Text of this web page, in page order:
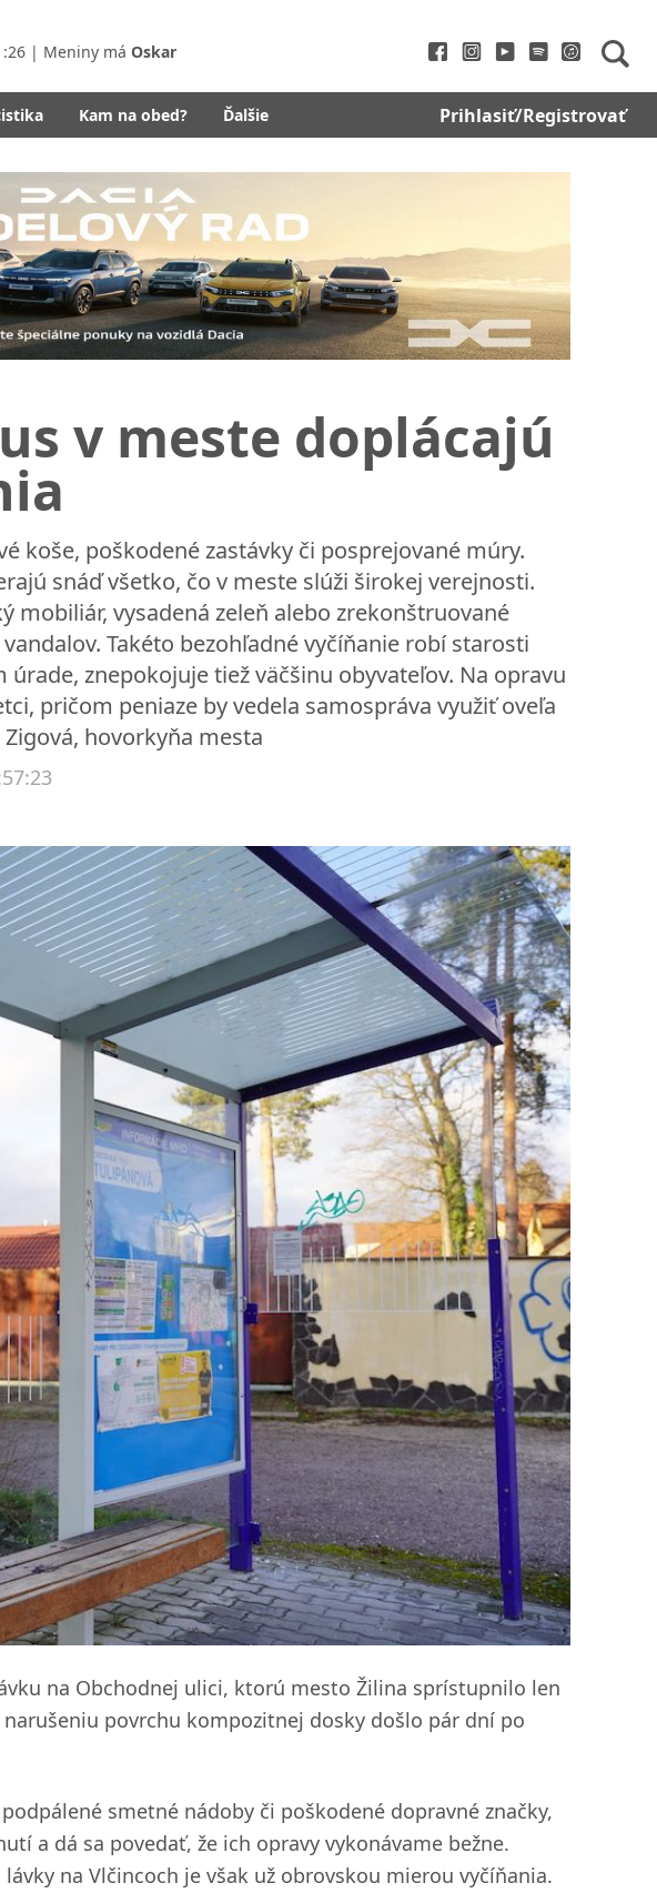
| Meniny má Oskar
Kam na obed? Ďalšie Prihlasiť/Registrovať
v meste doplácajú
koše, poškodené zastávky či posprejované múry.
snáď všetko, čo v meste slúži širokej verejnosti.
mobiliár, vysadená zeleň alebo zrekonštruované
Takéto bezohľadné vyčíňanie robí starosti
znepokojuje tiež väčšinu obyvateľov. Na opravu
pričom peniaze by vedela samospráva využiť oveľa
Zigová, hovorkyňa mesta
na Obchodnej ulici, ktorú mesto Žilina sprístupnilo len
povrchu kompozitnej dosky došlo pár dní po
smetné nádoby či poškodené dopravné značky,
a dá sa povedať, že ich opravy vykonávame bežne.
na Vlčincoch je však už obrovskou mierou vyčíňania.